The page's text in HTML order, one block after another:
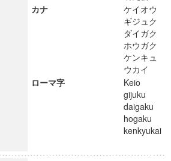
カナ
ケイオウ
ギジュク
ダイガク
ホウガク
ケンキュ
ウカイ
ローマ字
Keio
gijuku
daigaku
hogaku
kenkyukai